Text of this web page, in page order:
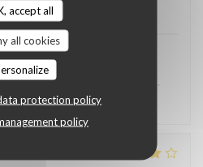
accept all
all cookies
protection policy
policy
Food: 5/5
où nous nous
authentiques de Bruxelles.
sans fausse note